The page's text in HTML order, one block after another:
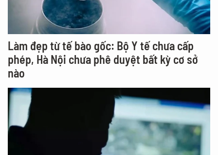
Làm đẹp từ tế bào gốc: Bộ Y tế chưa cấp
phép, Hà Nội chưa phê duyệt bất kỳ cơ sở
nào